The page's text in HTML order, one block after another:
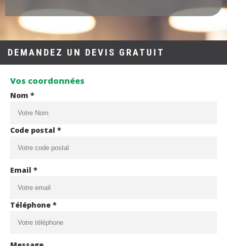
DEMANDEZ UN DEVIS GRATUIT
Vos coordonnées
Nom *
Code postal *
Email *
Téléphone *